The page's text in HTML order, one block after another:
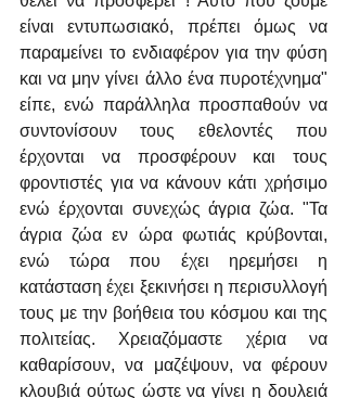
είναι εντυπωσιακό, πρέπει όμως να
παραμείνει το ενδιαφέρον για την φύση
και να μην γίνει άλλο ένα πυροτέχνημα"
είπε, ενώ παράλληλα προσπαθούν να
συντονίσουν τους εθελοντές που
έρχονται να προσφέρουν και τους
φροντιστές για να κάνουν κάτι χρήσιμο
ενώ έρχονται συνεχώς άγρια ζώα. "Τα
άγρια ζώα εν ώρα φωτιάς κρύβονται,
ενώ τώρα που έχει ηρεμήσει η
κατάσταση έχει ξεκινήσει η περισυλλογή
τους με την βοήθεια του κόσμου και της
πολιτείας. Χρειαζόμαστε χέρια να
καθαρίσουν, να μαζέψουν, να φέρουν
κλουβιά ούτως ώστε να γίνει η δουλειά